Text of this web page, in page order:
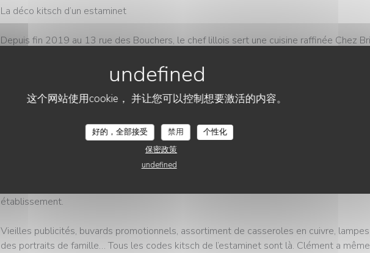
这个网站使用cookie， 并让您可以控制想要激活的内容。
好的，全部接受 禁用
个性化
保密政策
undefined
La déco kitsch d’un estaminet
Depuis fin 2019 au 13 rue des Bouchers, le chef lillois sert une cuisine raffinée Chez
clin d’œil à sa grand-mère qui lui a donné le goût de cuisiner. Mais Clément Richevaux
tête de réaliser l’un de ses rêves : ouvrir un véritable estaminet pour y servir des plats
comme les préparait Mamie Brigitte.
L’opportunité s’est finalement présentée cette année, avec la fermeture du restaurant
face de Chez Brigitte. Un emplacement en or ! « Je suis né à 500 m d’ici, j’ai quasiment
rue », raconte le Lillois.
Avec ses deux associés, Guillaume et Franck, « là depuis le début de Brigitte », il s’est
établissement.
Vieilles publicités, buvards promotionnels, assortiment de casseroles en cuivre,
des portraits de famille… Tous les codes kitsch de l’estaminet sont là. Clément a